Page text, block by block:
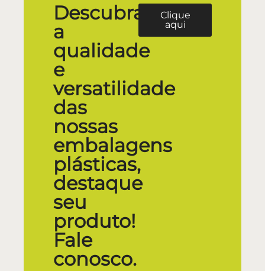
Descubra
a
qualidade
e
versatilidade
das
nossas
embalagens
plásticas,
destaque
seu
produto!
Fale
conosco.
Clique
aqui